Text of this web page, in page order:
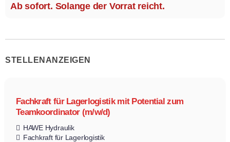
Ab sofort. Solange der Vorrat reicht.
STELLENANZEIGEN
Fachkraft für Lagerlogistik mit Potential zum
Teamkoordinator (m/w/d)
HAWE Hydraulik
Fachkraft für Lagerlogistik